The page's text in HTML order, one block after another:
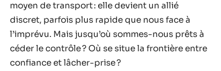
moyen de transport : elle devient un allié
discret, parfois plus rapide que nous face à
l’imprévu. Mais jusqu’où sommes-nous prêts à
céder le contrôle ? Où se situe la frontière entre
confiance et lâcher-prise ?